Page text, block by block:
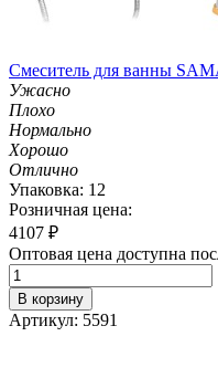
Смеситель для ванны
Ужасно
Плохо
Нормально
Хорошо
Отлично
Упаковка: 12
Розничная цена:
4107 ₽
Оптовая цена доступна
В корзину
Артикул: 5591